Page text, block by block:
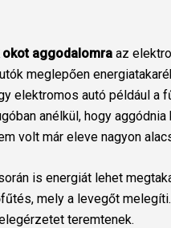
aggodalomra az
meglepően
elektromos autó például a
anélkül, hogy
volt már eleve nagyon
is energiát lehet
mely a levegőt
teremtenek.